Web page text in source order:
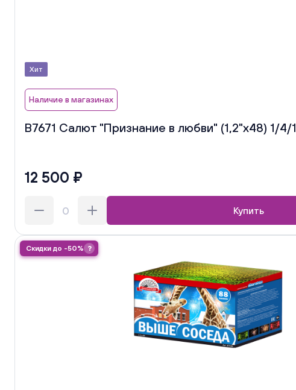
Хит
Наличие в магазинах
В7671 Салют "Признание в любви" (1,2"х48) 1/4/1
12 500 ₽
Купить
Скидки до -50% ?